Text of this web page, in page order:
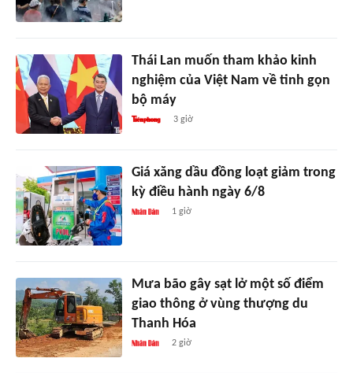
Thái Lan muốn tham khảo kinh
nghiệm của Việt Nam về tinh gọn
bộ máy
3 giờ
Giá xăng dầu đồng loạt giảm trong
kỳ điều hành ngày 6/8
1 giờ
Mưa bão gây sạt lở một số điểm
giao thông ở vùng thượng du
Thanh Hóa
2 giờ